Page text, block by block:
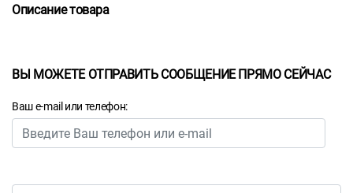
Описание товара
ВЫ МОЖЕТЕ ОТПРАВИТЬ СООБЩЕНИЕ ПРЯМО СЕЙЧАС
Ваш e-mail или телефон: